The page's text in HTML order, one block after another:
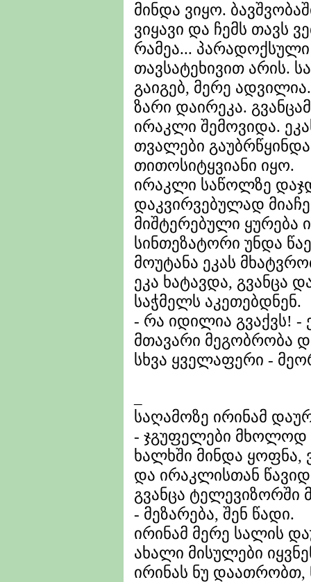
მინდა ვიყო.
ვიყავი და ჩემს თავს
რამეა...
თავსატეხივით არის.
გაიგებ, მერე
ზარი დაირეკა.
ირაკლი შემოვიდა.
თვალები
თითოსიტყვიანი იყო.
ირაკლი საწოლზე
დაკვირვებულად
მიშტერებული ყურება
სინთეზატორი უნდა
მოუტანა ეკას
ეკა ხატავდა, გვანცა
საჭმელს აკეთებდნენ.
- რა იდილია გვაქვს! -
მთავარი მეგობრობა
სხვა ყველაფერი -
საღამოზე ირინამ
- ჯგუფელები მხოლოდ
ხალხში მინდა ყოფნა,
და ირაკლისთან
გვანცა
- მეზარება, შენ წადი.
ირინამ მერე სალის
ახალი მისულები
ირინას ნუ